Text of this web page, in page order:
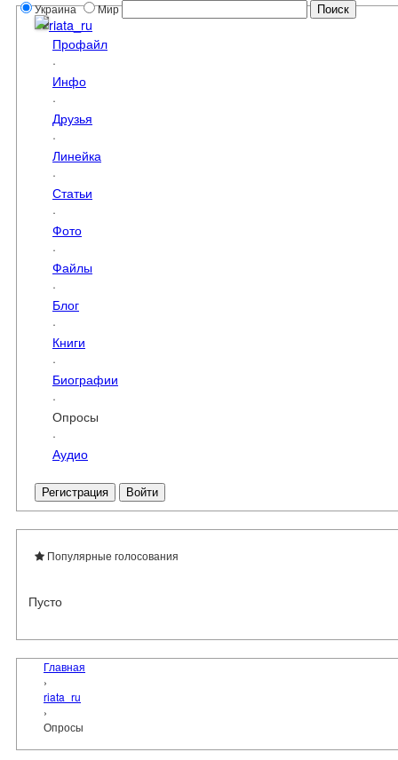
Украина Мир
riata_ru
Профайл
·
Инфо
·
Друзья
·
Линейка
·
Статьи
·
Фото
·
Файлы
·
Блог
·
Книги
·
Биографии
·
Опросы
·
Аудио
Регистрация Войти
Популярные голосования
Пусто
Главная
›
riata_ru
›
Опросы